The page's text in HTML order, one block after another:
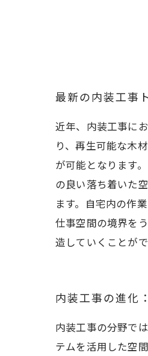
最新の内装工事
近年、内装工事に
り、再生可能な木
が可能となります
の良い落ち着いた
ます。自宅内の作
仕事空間の境界を
造していくことがで
内装工事の進化
内装工事の分野で
テムを活用した空